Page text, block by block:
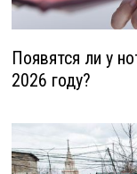
Появятся ли у
2026 году?